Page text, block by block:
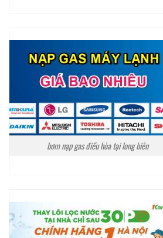
bơm nạp gas điều hòa tại long biên